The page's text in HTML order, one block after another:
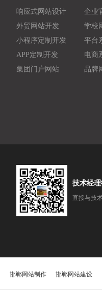
响应式网站设计
企业
外贸网站开发
学校
小程序定制开发
平台
APP定制开发
电商
集团门户网站
品牌
技术经
直接与技
邯郸网站制作 邯郸网站建设